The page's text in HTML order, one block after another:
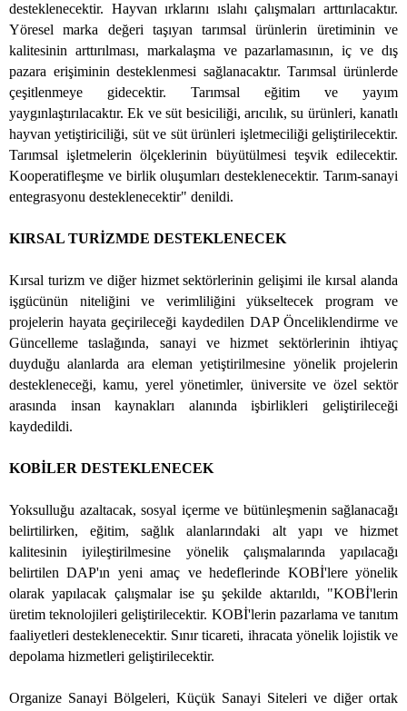
desteklenecektir. Hayvan ırklarını ıslahı çalışmaları arttırılacaktır.
Yöresel marka değeri taşıyan tarımsal ürünlerin üretiminin ve
kalitesinin arttırılması, markalaşma ve pazarlamasının, iç ve dış
pazara erişiminin desteklenmesi sağlanacaktır. Tarımsal ürünlerde
çeşitlenmeye gidecektir. Tarımsal eğitim ve yayım
yaygınlaştırılacaktır. Ek ve süt besiciliği, arıcılık, su ürünleri, kanatlı
hayvan yetiştiriciliği, süt ve süt ürünleri işletmeciliği geliştirilecektir.
Tarımsal işletmelerin ölçeklerinin büyütülmesi teşvik edilecektir.
Kooperatifleşme ve birlik oluşumları desteklenecektir. Tarım-sanayi
entegrasyonu desteklenecektir" denildi.
KIRSAL TURİZMDE DESTEKLENECEK
Kırsal turizm ve diğer hizmet sektörlerinin gelişimi ile kırsal alanda
işgücünün niteliğini ve verimliliğini yükseltecek program ve
projelerin hayata geçirileceği kaydedilen DAP Önceliklendirme ve
Güncelleme taslağında, sanayi ve hizmet sektörlerinin ihtiyaç
duyduğu alanlarda ara eleman yetiştirilmesine yönelik projelerin
destekleneceği, kamu, yerel yönetimler, üniversite ve özel sektör
arasında insan kaynakları alanında işbirlikleri geliştirileceği
kaydedildi.
KOBİLER DESTEKLENECEK
Yoksulluğu azaltacak, sosyal içerme ve bütünleşmenin sağlanacağı
belirtilirken, eğitim, sağlık alanlarındaki alt yapı ve hizmet
kalitesinin iyileştirilmesine yönelik çalışmalarında yapılacağı
belirtilen DAP'ın yeni amaç ve hedeflerinde KOBİ'lere yönelik
olarak yapılacak çalışmalar ise şu şekilde aktarıldı, "KOBİ'lerin
üretim teknolojileri geliştirilecektir. KOBİ'lerin pazarlama ve tanıtım
faaliyetleri desteklenecektir. Sınır ticareti, ihracata yönelik lojistik ve
depolama hizmetleri geliştirilecektir.
Organize Sanayi Bölgeleri, Küçük Sanayi Siteleri ve diğer ortak